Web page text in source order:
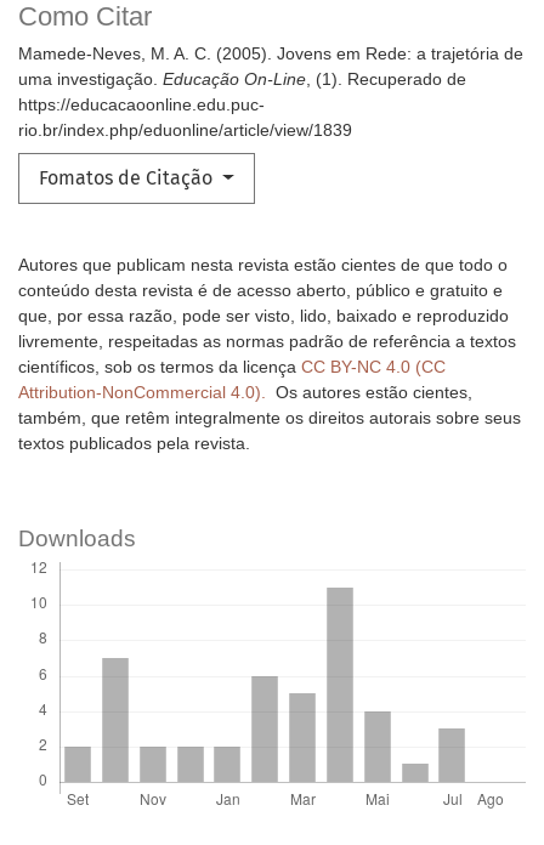
Como Citar
Mamede-Neves, M. A. C. (2005). Jovens em Rede: a trajetória de
uma investigação. Educação On-Line, (1). Recuperado de
https://educacaoonline.edu.puc-
rio.br/index.php/eduonline/article/view/1839
Fomatos de Citação
Autores que publicam nesta revista estão cientes de que todo o
conteúdo desta revista é de acesso aberto, público e gratuito e
que, por essa razão, pode ser visto, lido, baixado e reproduzido
livremente, respeitadas as normas padrão de referência a textos
científicos, sob os termos da licença CC BY-NC 4.0 (CC
Attribution-NonCommercial 4.0). Os autores estão cientes,
também, que retêm integralmente os direitos autorais sobre seus
textos publicados pela revista.
Downloads